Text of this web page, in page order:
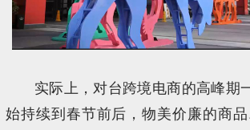
实际上，对台跨境电商的高峰期
始持续到春节前后，物美价廉的商